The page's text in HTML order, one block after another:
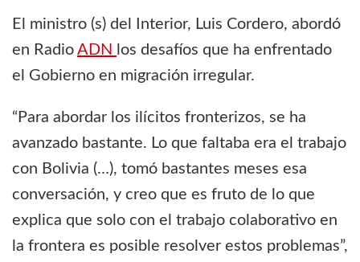
El ministro (s) del Interior, Luis Cordero, abordó
en Radio ADN
los desafíos que ha enfrentado
el Gobierno en migración irregular.
“Para abordar los ilícitos fronterizos, se ha
avanzado bastante. Lo que faltaba era el trabajo
con Bolivia (…), tomó bastantes meses esa
conversación, y creo que es fruto de lo que
explica que solo con el trabajo colaborativo en
la frontera es posible resolver estos problemas”,